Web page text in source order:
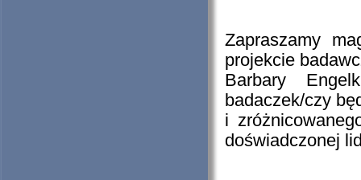
Zapraszamy
projekcie
Barbary
badaczek/czy
i
doświadczonej